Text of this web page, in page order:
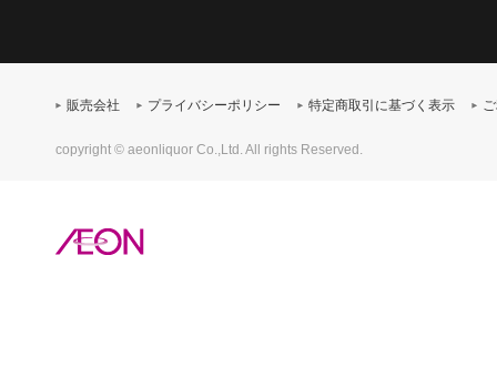
販売会社 プライバシーポリシー 特定商取引に基づく表示
copyright © aeonliquor Co.,Ltd. All rights Reserved.